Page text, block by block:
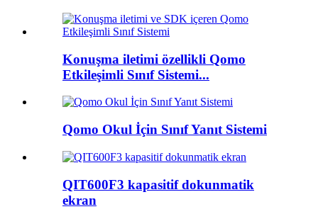
Konuşma iletimi özellikli Qomo
Etkileşimli Sınıf Sistemi...
Qomo Okul İçin Sınıf Yanıt Sistemi
QIT600F3 kapasitif dokunmatik
ekran